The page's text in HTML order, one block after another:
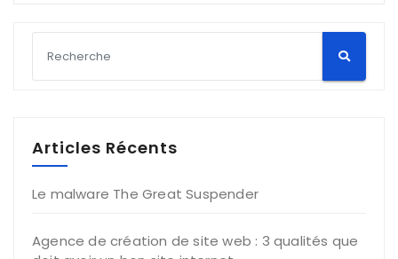
Articles Récents
Le malware The Great Suspender
Agence de création de site web : 3 qualités que